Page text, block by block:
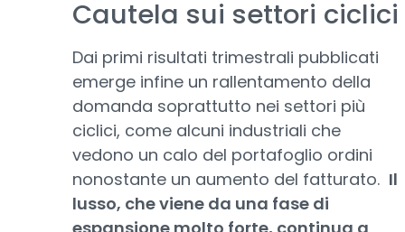
Cautela sui settori ciclici
Dai primi risultati trimestrali pubblicati
emerge infine un rallentamento della
domanda soprattutto nei settori più
ciclici, come alcuni industriali che
vedono un calo del portafoglio ordini
nonostante un aumento del fatturato. Il
lusso, che viene da una fase di